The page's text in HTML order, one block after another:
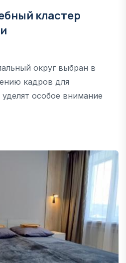
кластер
округ выбран в
кадров для
уделят особое внимание